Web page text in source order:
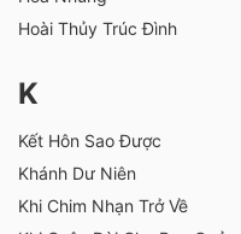
Hoài Thủy Trúc Đình
K
Kết Hôn Sao Được
Khánh Dư Niên
Khi Chim Nhạn Trở Về